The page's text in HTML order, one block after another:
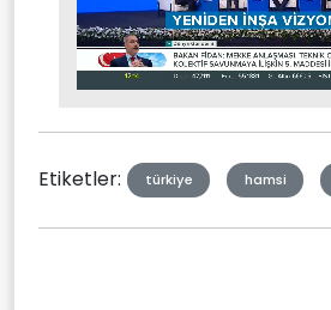
Mute Stream
Etiketler: türkiye hamsi